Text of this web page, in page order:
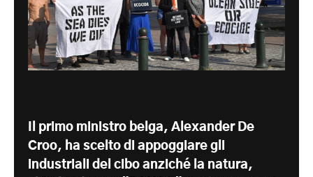
Il primo ministro belga, Alexander De
Croo, ha scelto di appoggiare gli
industriali del cibo anziché la natura,